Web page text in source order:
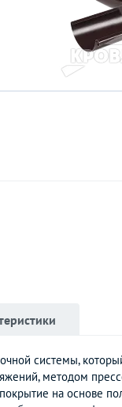
системы,
методом
на основе